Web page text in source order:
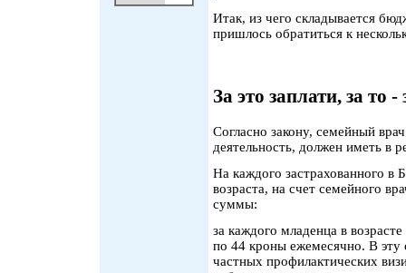
Итак, из чего складывается
пришлось обратиться к
За это заплати, за то -
Согласно закону, семейный
деятельность, должен иметь в
На каждого застрахованного в
возраста, на счет семейного
суммы:
за каждого младенца в
по 44 кроны ежемесячно. В эту
частных профилактических